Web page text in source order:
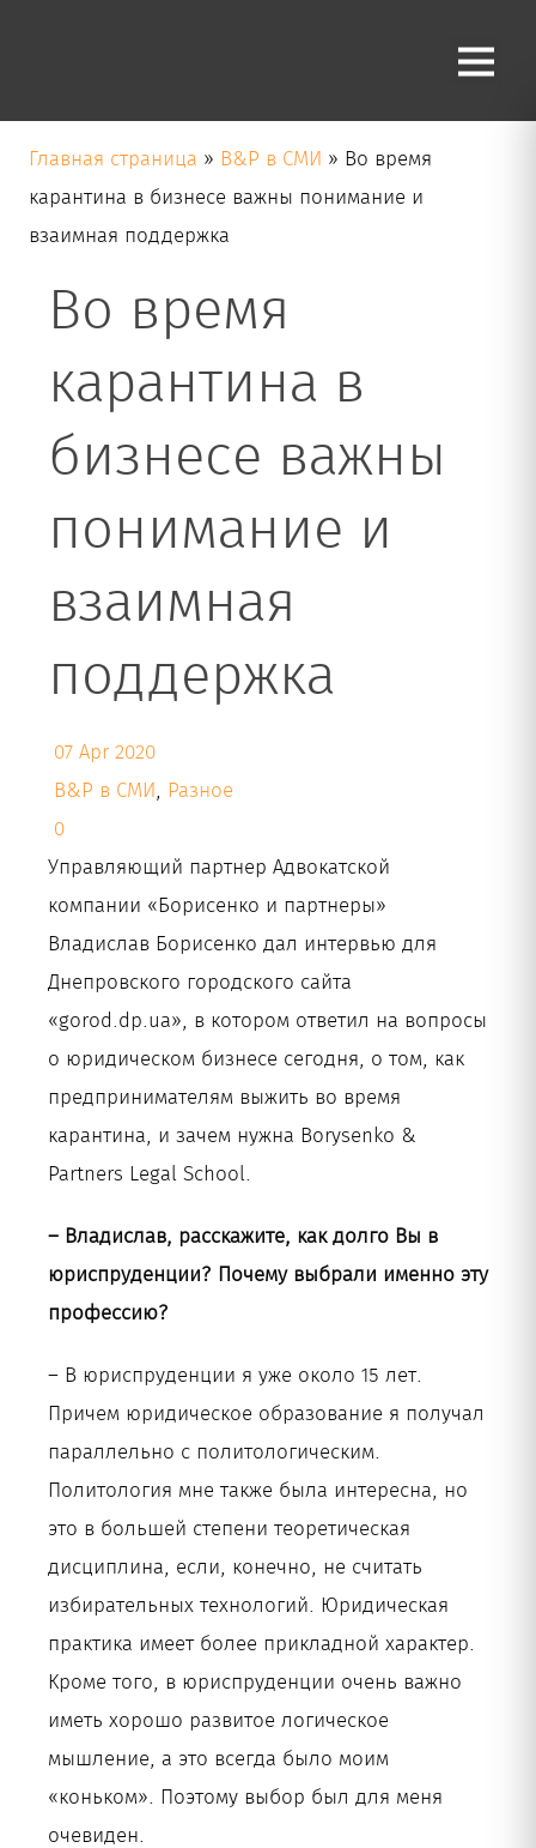
Рус
Главная страница » B&P в СМИ » Во время
карантина в бизнесе важны понимание и
взаимная поддержка
Во время
карантина в
бизнесе важны
понимание и
взаимная
поддержка
07 Apr 2020
B&P в СМИ, Разное
0
Управляющий партнер Адвокатской
компании «Борисенко и партнеры»
Владислав Борисенко дал интервью для
Днепровского городского сайта
«gorod.dp.ua», в котором ответил на вопросы
о юридическом бизнесе сегодня, о том, как
предпринимателям выжить во время
карантина, и зачем нужна Borysenko &
Partners Legal School.
– Владислав, расскажите, как долго Вы в
юриспруденции? Почему выбрали именно эту
профессию?
– В юриспруденции я уже около 15 лет.
Причем юридическое образование я получал
параллельно с политологическим.
Политология мне также была интересна, но
это в большей степени теоретическая
дисциплина, если, конечно, не считать
избирательных технологий. Юридическая
практика имеет более прикладной характер.
Кроме того, в юриспруденции очень важно
иметь хорошо развитое логическое
мышление, а это всегда было моим
«коньком». Поэтому выбор был для меня
очевиден.